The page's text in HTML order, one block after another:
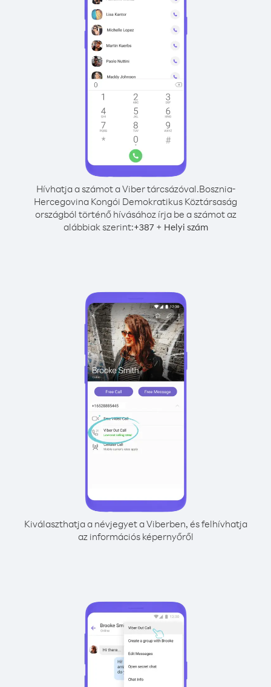
Hívhatja a számot a Viber tárcsázóval.Bosznia-
Hercegovina Kongói Demokratikus Köztársaság
országból történő hívásához írja be a számot az
alábbiak szerint:+387+ Helyi szám
Kiválaszthatja a névjegyet a Viberben, és felhívhatja
az információs képernyőről